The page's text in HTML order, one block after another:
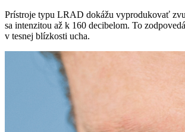
Prístroje typu LRAD dokážu vyprodukovať
sa intenzitou až k 160 decibelom. To
v tesnej blízkosti ucha.